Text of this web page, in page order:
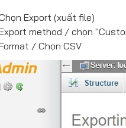
Export (xuất file)
method / chọn
/ Chọn CSV